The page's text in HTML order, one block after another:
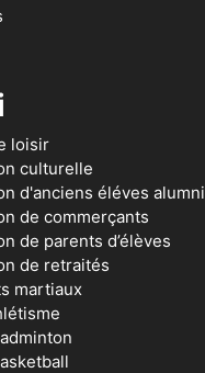
loisir
culturelle
d'anciens éléves alumni
de commerçants
de parents d’élèves
de retraités
martiaux